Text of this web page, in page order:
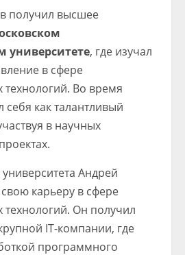
получил высшее
университете, где изучал
в сфере
Во время
как талантливый
в научных
Андрей
карьеру в сфере
Он получил
IT-компании, где
программного